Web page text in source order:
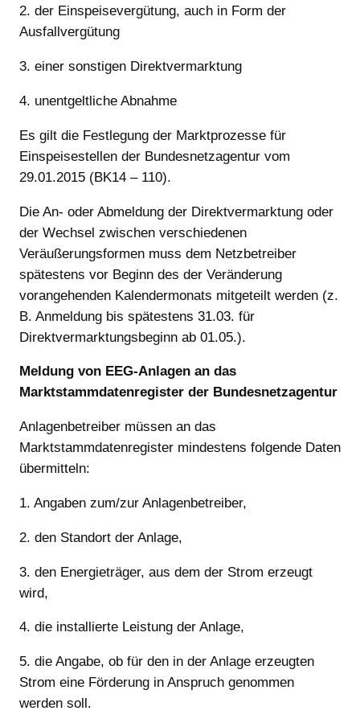
2. der Einspeisevergütung, auch in Form der
Ausfallvergütung
3. einer sonstigen Direktvermarktung
4. unentgeltliche Abnahme
Es gilt die Festlegung der Marktprozesse für
Einspeisestellen der Bundesnetzagentur vom
29.01.2015 (BK14 – 110).
Die An- oder Abmeldung der Direktvermarktung oder
der Wechsel zwischen verschiedenen
Veräußerungsformen muss dem Netzbetreiber
spätestens vor Beginn des der Veränderung
vorangehenden Kalendermonats mitgeteilt werden (z.
B. Anmeldung bis spätestens 31.03. für
Direktvermarktungsbeginn ab 01.05.).
Meldung von EEG-Anlagen an das
Marktstammdatenregister der Bundesnetzagentur
Anlagenbetreiber müssen an das
Marktstammdatenregister mindestens folgende Daten
übermitteln:
1. Angaben zum/zur Anlagenbetreiber,
2. den Standort der Anlage,
3. den Energieträger, aus dem der Strom erzeugt
wird,
4. die installierte Leistung der Anlage,
5. die Angabe, ob für den in der Anlage erzeugten
Strom eine Förderung in Anspruch genommen
werden soll.